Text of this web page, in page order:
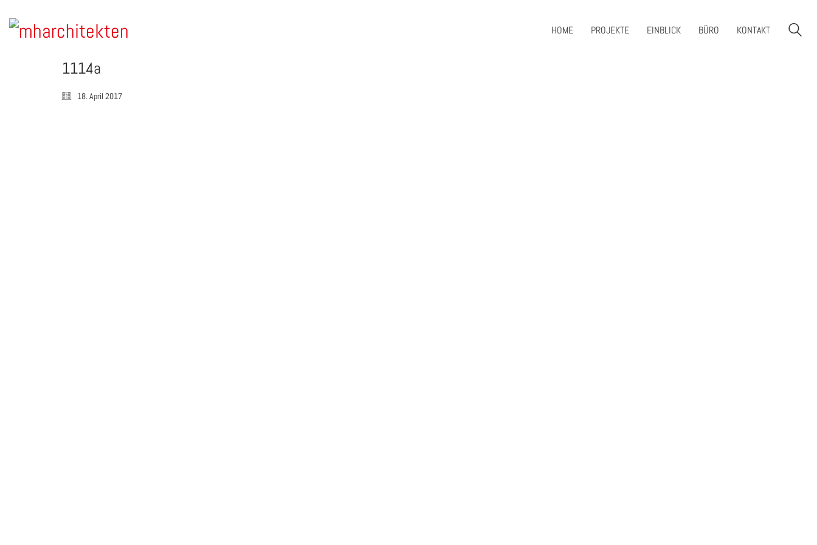
HOME PROJEKTE EINBLICK BÜRO KONTAKT
1114a
18. April 2017